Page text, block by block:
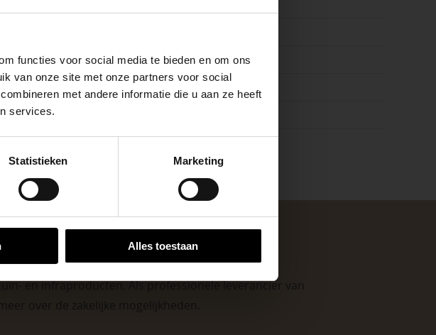
functies voor social media te bieden en om ons
van onze site met onze partners voor social
met andere informatie die u aan ze heeft
services.
Statistieken Marketing
Alles toestaan
per eenheid 1
Grijs
en infraproducten. Als professionele leverancier van
over de
je graag bij iedere stap van jouw